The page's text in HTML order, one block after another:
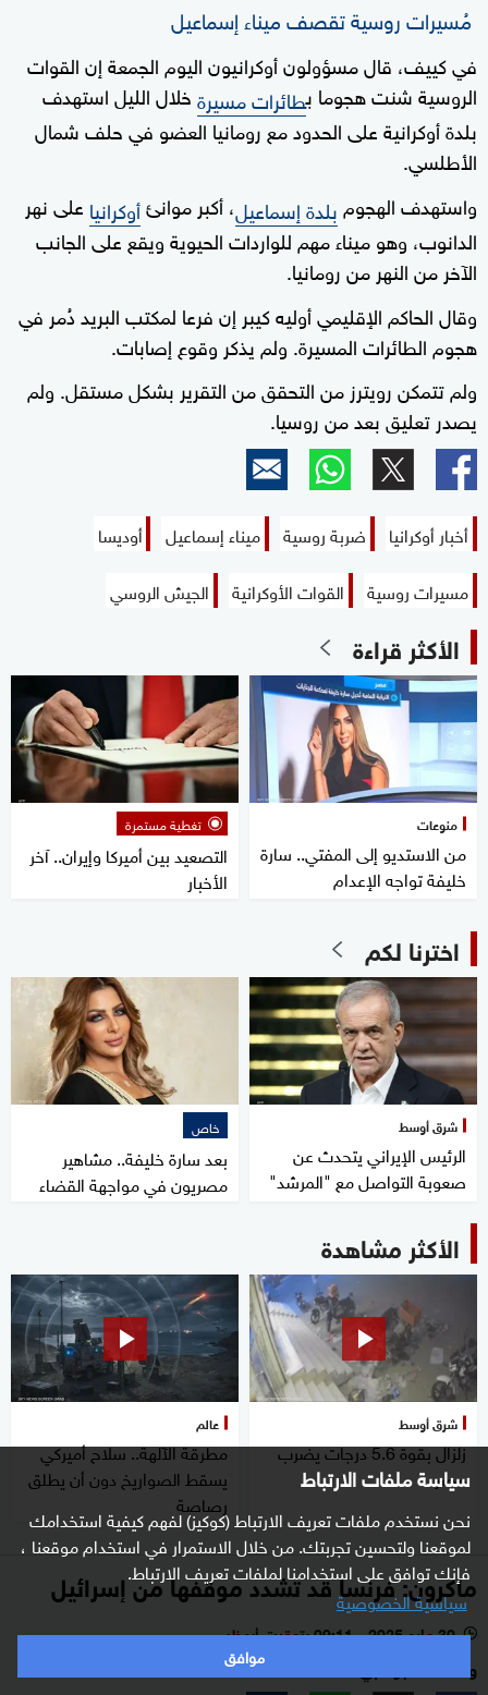
سياسة ملفات الارتباط
نحن نستخدم ملفات تعريف الارتباط (كوكيز) لفهم كيفية استخدامك
لموقعنا ولتحسين تجربتك. من خلال الاستمرار في استخدام موقعنا ،
فإنك توافق على استخدامنا لملفات تعريف الارتباط.
سياسية الخصوصية
موافق
مُسيرات روسية تقصف ميناء إسماعيل
في كييف، قال مسؤولون أوكرانيون اليوم الجمعة إن القوات
الروسية شنت هجوما بطائرات مسيرةخلال الليل استهدف
بلدة أوكرانية على الحدود مع رومانيا العضو في حلف شمال
الأطلسي.
واستهدف الهجوم بلدة إسماعيل، أكبر موانئأوكرانيا على نهر
الدانوب، وهو ميناء مهم للواردات الحيوية ويقع على الجانب
الآخر من النهر من رومانيا.
وقال الحاكم الإقليمي أوليه كيبر إن فرعا لمكتب البريد دُمر في
هجوم الطائرات المسيرة. ولم يذكر وقوع إصابات.
ولم تتمكن رويترز من التحقق من التقرير بشكل مستقل. ولم
يصدر تعليق بعد من روسيا.
أخبار أوكرانيا ضربة روسية ميناء إسماعيل
أوديسا
مسيرات روسية
القوات الأوكرانية الجيش الروسي
الأكثر قراءة
منوعات
من الاستديو إلى المفتي.. سارة
خليفة تواجه الإعدام
تغطية مستمرة
التصعيد بين أميركا وإيران.. آخر
الأخبار
اخترنا لكم
شرق أوسط
الرئيس الإيراني يتحدث عن
صعوبة التواصل مع "المرشد"
خاص
بعد سارة خليفة.. مشاهير
مصريون في مواجهة القضاء
الأكثر مشاهدة
شرق أوسط
زلزال بقوة 5.6 درجات يضرب
مصر
عالم
مطرقة الآلهة.. سلاح أميركي
يسقط الصواريخ دون أن يطلق
رصاصة
ماكرون: فرنسا قد تشدد موقفها من إسرائيل
l 30 مايو 2025 - 09:11 بتوقيت أبوظبي
وكالات - أبوظبي